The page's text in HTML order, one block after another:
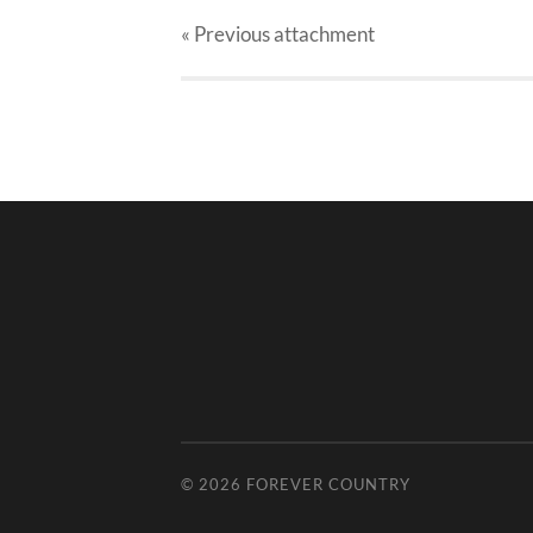
« Previousattachment
© 2026 FOREVER COUNTRY